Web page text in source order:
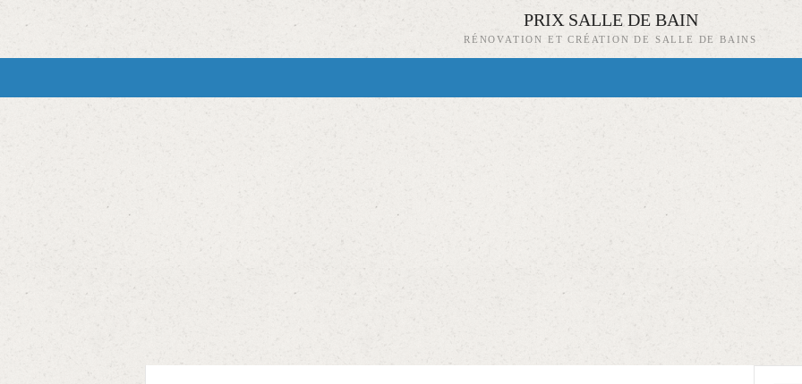
PRIX SALLE DE BAIN
RÉNOVATION ET CRÉATION DE SALLE DE BAINS